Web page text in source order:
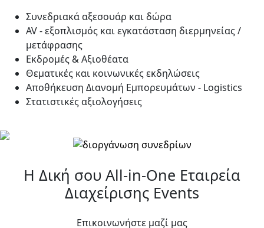
Συνεδριακά αξεσουάρ και δώρα
AV - εξοπλισμός και εγκατάσταση διερμηνείας /
μετάφρασης
Εκδρομές & Αξιοθέατα
Θεματικές και κοινωνικές εκδηλώσεις
Αποθήκευση Διανομή Εμπορευμάτων - Logistics
Στατιστικές αξιολογήσεις
Η Δική σου All-in-One Εταιρεία
Διαχείρισης Events
Επικοινωνήστε μαζί μας